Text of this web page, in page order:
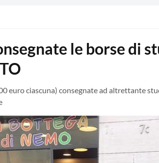
le borse di
euro ciascuna) consegnate ad altrettante